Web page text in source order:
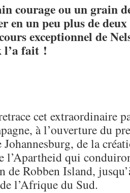
courage ou un grain
en un peu plus de
exceptionnel de
l’a fait !
cet extraordinaire
à l’ouverture du
Johannesburg, de la
l’Apartheid qui
de Robben Island,
l’Afrique du Sud.